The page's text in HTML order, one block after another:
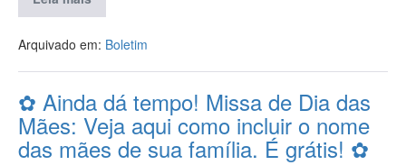
Arquivado em: Boletim
✿ Ainda dá tempo! Missa de Dia das
Mães: Veja aqui como incluir o nome
das mães de sua família. É grátis! ✿